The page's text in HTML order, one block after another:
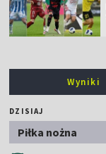
Wyniki
DZISIAJ
Piłka nożna